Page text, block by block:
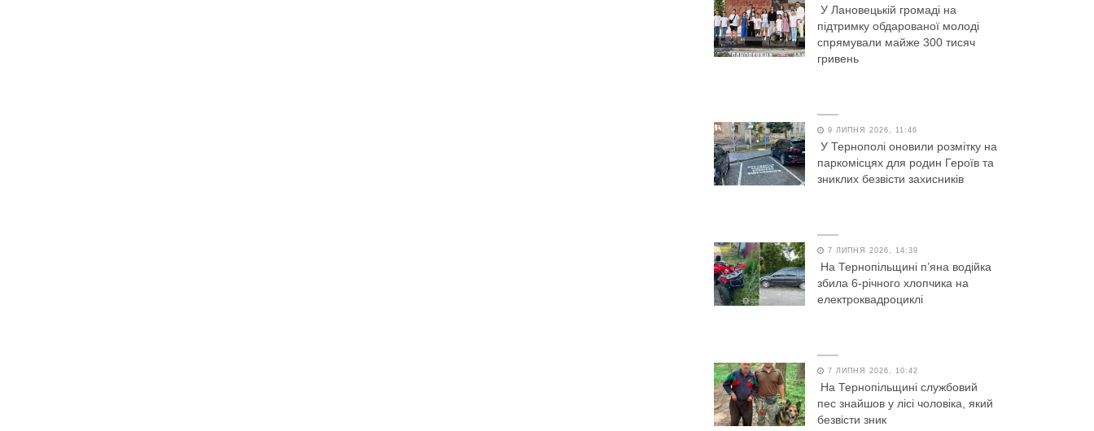
У Лановецькій громаді на
підтримку обдарованої молоді
спрямували майже 300 тисяч
гривень
9 ЛИПНЯ 2026, 11:46
У Тернополі оновили розмітку на
паркомісцях для родин Героїв та
зниклих безвісти захисників
7 ЛИПНЯ 2026, 14:39
На Тернопільщині п’яна водійка
збила 6-річного хлопчика на
електроквадроциклі
7 ЛИПНЯ 2026, 10:42
На Тернопільщині службовий
пес знайшов у лісі чоловіка, який
безвісти зник